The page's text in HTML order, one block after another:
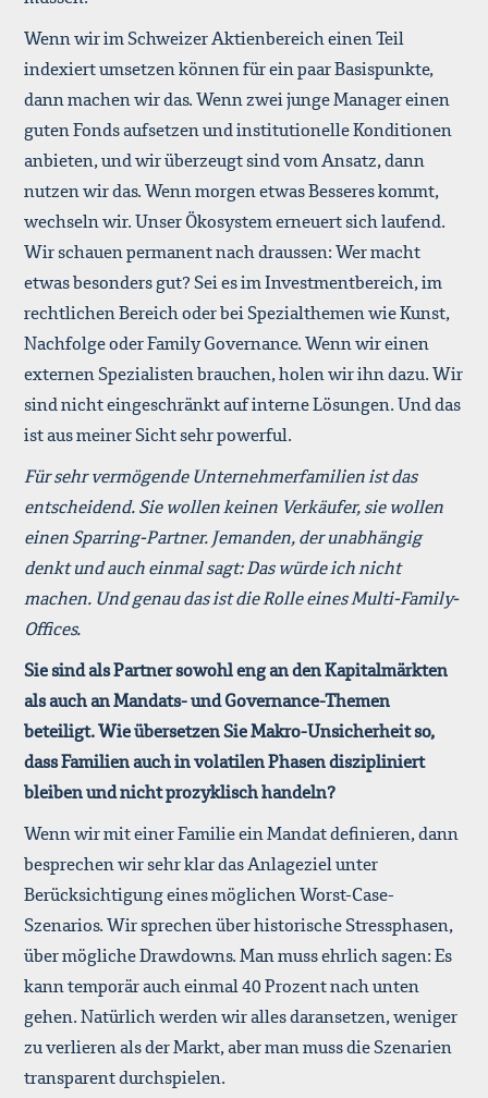
Wenn wir im Schweizer Aktienbereich einen Teil
indexiert umsetzen können für ein paar Basispunkte,
dann machen wir das. Wenn zwei junge Manager einen
guten Fonds aufsetzen und institutionelle Konditionen
anbieten, und wir überzeugt sind vom Ansatz, dann
nutzen wir das. Wenn morgen etwas Besseres kommt,
wechseln wir. Unser Ökosystem erneuert sich laufend.
Wir schauen permanent nach draussen: Wer macht
etwas besonders gut? Sei es im Investmentbereich, im
rechtlichen Bereich oder bei Spezialthemen wie Kunst,
Nachfolge oder Family Governance. Wenn wir einen
externen Spezialisten brauchen, holen wir ihn dazu. Wir
sind nicht eingeschränkt auf interne Lösungen. Und das
ist aus meiner Sicht sehr powerful.
Für sehr vermögende Unternehmerfamilien ist das
entscheidend. Sie wollen keinen Verkäufer, sie wollen
einen Sparring-Partner. Jemanden, der unabhängig
denkt und auch einmal sagt: Das würde ich nicht
machen. Und genau das ist die Rolle eines Multi-Family-
Offices.
Sie sind als Partner sowohl eng an den Kapitalmärkten
als auch an Mandats- und Governance-Themen
beteiligt. Wie übersetzen Sie Makro-Unsicherheit so,
dass Familien auch in volatilen Phasen diszipliniert
bleiben und nicht prozyklisch handeln?
Wenn wir mit einer Familie ein Mandat definieren, dann
besprechen wir sehr klar das Anlageziel unter
Berücksichtigung eines möglichen Worst-Case-
Szenarios. Wir sprechen über historische Stressphasen,
über mögliche Drawdowns. Man muss ehrlich sagen: Es
kann temporär auch einmal 40 Prozent nach unten
gehen. Natürlich werden wir alles daransetzen, weniger
zu verlieren als der Markt, aber man muss die Szenarien
transparent durchspielen.